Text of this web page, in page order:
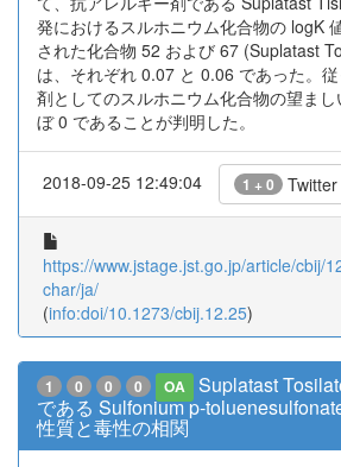
発におけるスルホニウム化合物の logK
された化合物 52 および 67 (Suplatast
は、それぞれ 0.07 と 0.06 であった。
剤としてのスルホニウム化合物の望ま
ぼ 0 であることが判明した。
2018-09-25 12:49:04 1 + 0 Twitter
https://www.jstage.jst.go.jp/article/cbij/
char/ja/
(info:doi/10.1273/cbij.12.25)
1 0 0 0 OA
Suplatast
である Sulfonium p-
性質と毒性の相関